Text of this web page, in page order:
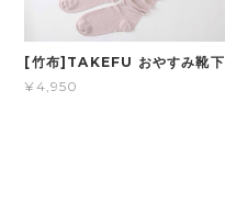
[竹布]TAKEFU おやすみ靴下
¥4,950